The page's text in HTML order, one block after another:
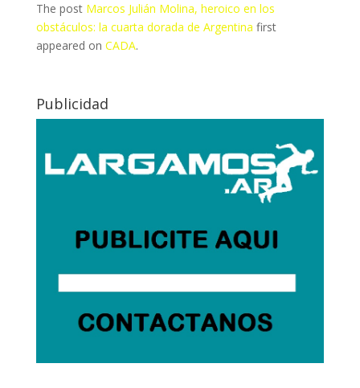
The post Marcos Julián Molina, heroico en los
obstáculos: la cuarta dorada de Argentina first
appeared on CADA.
Publicidad